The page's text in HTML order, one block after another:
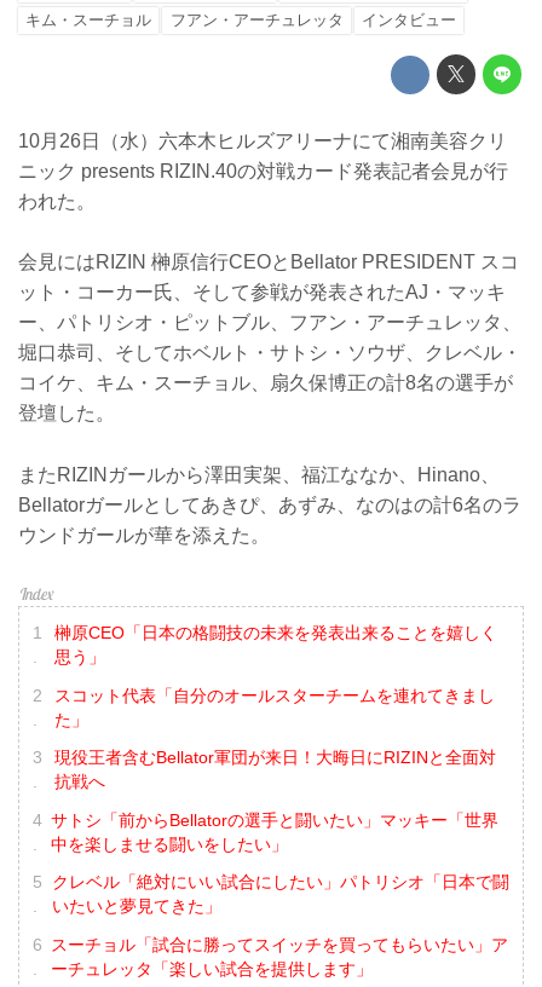
キム・スーチョル
フアン・アーチュレッタ インタビュー
10月26日（水）六本木ヒルズアリーナにて湘南美容クリ
ニック presents RIZIN.40の対戦カード発表記者会見が行
われた。
会見にはRIZIN 榊原信行CEOとBellator PRESIDENT スコ
ット・コーカー氏、そして参戦が発表されたAJ・マッキ
ー、パトリシオ・ピットブル、フアン・アーチュレッタ、
堀口恭司、そしてホベルト・サトシ・ソウザ、クレベル・
コイケ、キム・スーチョル、扇久保博正の計8名の選手が
登壇した。
またRIZINガールから澤田実架、福江ななか、Hinano、
Bellatorガールとしてあきぴ、あずみ、なのはの計6名のラ
ウンドガールが華を添えた。
榊原CEO「日本の格闘技の未来を発表出来ることを嬉しく
思う」
スコット代表「自分のオールスターチームを連れてきまし
た」
現役王者含むBellator軍団が来日！大晦日にRIZINと全面対
抗戦へ
サトシ「前からBellatorの選手と闘いたい」マッキー「世界
中を楽しませる闘いをしたい」
クレベル「絶対にいい試合にしたい」パトリシオ「日本で闘
いたいと夢見てきた」
スーチョル「試合に勝ってスイッチを買ってもらいたい」ア
ーチュレッタ「楽しい試合を提供します」